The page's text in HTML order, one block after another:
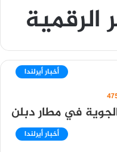
أخبار أيرلندا
الجوية في مطار دبلن
أخبار أيرلندا